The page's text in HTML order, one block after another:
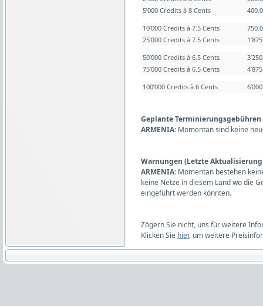
5’000 Credits à 8 Cents
10’000 Credits à 7.5 Cents
25’000 Credits à 7.5 Cents
50’000 Credits à 6.5 Cents
75’000 Credits à 6.5 Cents
100’000 Credits à 6 Cents
Geplante
ARMENIA: Momentan sind keine
Warnungen (Letzte
ARMENIA: Momentan bestehen
keine Netze in diesem Land wo die
eingeführt werden könnten.
Zögern Sie nicht, uns für weitere
Klicken Sie hier, um weitere